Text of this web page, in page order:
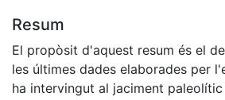
Resum
El propòsit d'aquest resum és el
les últimes dades elaborades per
ha intervingut al jaciment paleolític